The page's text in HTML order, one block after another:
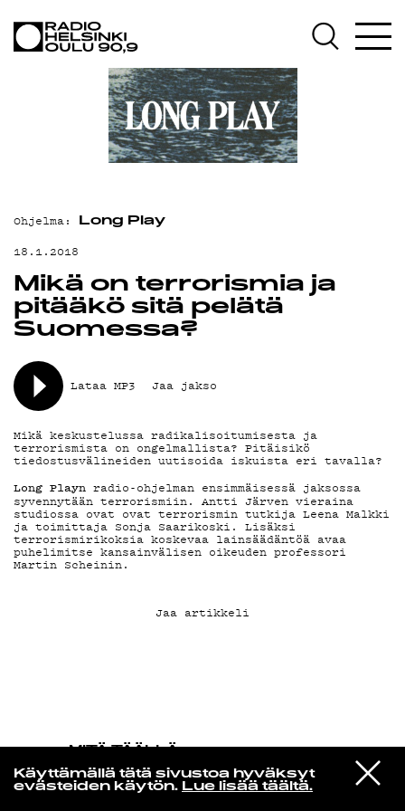
Käyttämällä tätä sivustoa hyväksyt
evästeiden käytön. Lue lisää täältä.
VIESTI
STUDIOON
MITÄ TÄÄLLÄ
Les Imprimés
You
AJANKOHTAISTA
OHJELMAT
TEKIJÄT
ON-DEMAND
MAINOSTA
YHTEYSTIEDOT
G LIVELAB
YSTÄVÄKLUBI
TIETOSUOJA
KIRJAUDU SISÄÄN
Ohjelma: Long Play
18.1.2018
Mikä on terrorismia ja
pitääkö sitä pelätä
Suomessa?
Lataa MP3 Jaa jakso
Mikä keskustelussa radikalisoitumisesta ja
terrorismista on ongelmallista? Pitäisikö
tiedostusvälineiden uutisoida iskuista eri tavalla?
Long Playn radio-ohjelman ensimmäisessä jaksossa
syvennytään terrorismiin. Antti Järven vieraina
studiossa ovat ovat terrorismin tutkija Leena Malkki
ja toimittaja Sonja Saarikoski. Lisäksi
terrorismirikoksia koskevaa lainsäädäntöä avaa
puhelimitse kansainvälisen oikeuden professori
Martin Scheinin.
Jaa artikkeli